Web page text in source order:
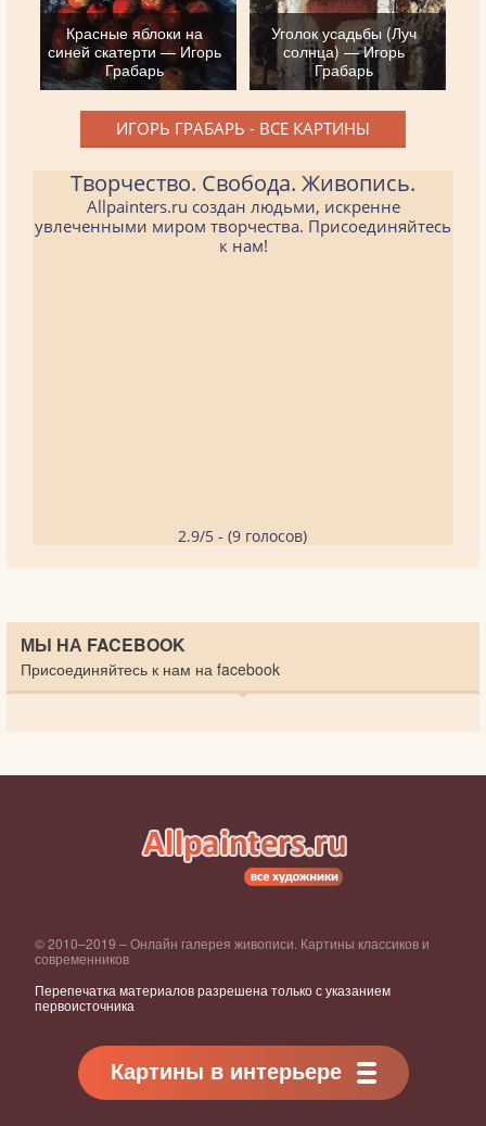
Красные яблоки на
синей скатерти — Игорь
Грабарь
Уголок усадьбы (Луч
солнца) — Игорь
Грабарь
ИГОРЬ ГРАБАРЬ - ВСЕ КАРТИНЫ
Творчество. Свобода. Живопись.
Allpainters.ru создан людьми, искренне
увлеченными миром творчества. Присоединяйтесь
к нам!
2.9/5 - (9 голосов)
МЫ НА FACEBOOK
Присоединяйтесь к нам на facebook
© 2010–2019 – Онлайн галерея живописи. Картины классиков и
современников
Перепечатка материалов разрешена только с указанием
первоисточника
Картины в интерьере